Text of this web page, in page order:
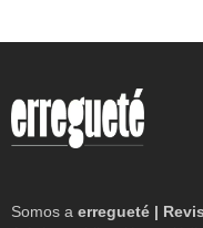
Somos a erregueté |